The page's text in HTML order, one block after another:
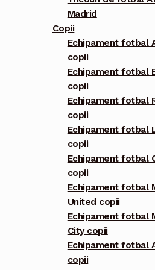
Madrid
Copii
Echipament fotbal
copii
Echipament fotbal
copii
Echipament fotbal
copii
Echipament fotbal
copii
Echipament fotbal
copii
Echipament fotbal
United copii
Echipament fotbal
City copii
Echipament fotbal
copii